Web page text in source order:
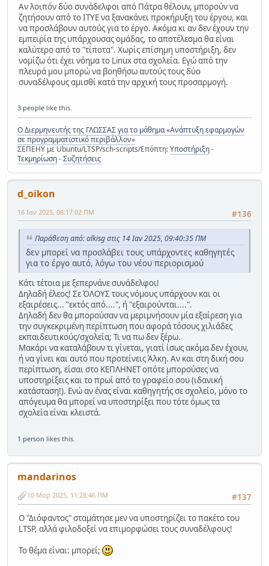
Αν λοιπόν δύο συνάδελφοι από Πάτρα θέλουν, μπορούν να
ζητήσουν από το ΙΤΥΕ να ξανακάνει προκήρυξη του έργου, και
να προσλάβουν αυτούς για το έργο. Ακόμα κι αν δεν έχουν την
εμπειρία της υπάρχουσας ομάδας, το αποτέλεσμα θα είναι
καλύτερο από το "τίποτα". Χωρίς επίσημη υποστήριξη, δεν
νομίζω ότι έχει νόημα το Linux στα σχολεία. Εγώ από την
πλευρά μου μπορώ να βοηθήσω αυτούς τους δύο
συναδέλφους αμισθί κατά την αρχική τους προσαρμογή.
3 people like this.
Ο Διερμηνευτής της ΓΛΩΣΣΑΣ για το μάθημα «Ανάπτυξη εφαρμογών
σε προγραμματιστικό περιβάλλον»
ΣΕΠΕΗΥ με Ubuntu/LTSP/sch-scripts/Επόπτη:Υποστήριξη-
Τεκμηρίωση-Συζητήσεις
d_oikon
#136
16 Ιαν 2025, 08:17:02 ΠΜ
Παράθεση από: alkisg στις 14 Ιαν 2025, 09:40:35 ΠΜ
δεν μπορεί να προσλάβει τους υπάρχοντες καθηγητές
για το έργο αυτό, λόγω του νέου περιορισμού
Κάτι τέτοια με ξεπερνάνε συνάδελφοι!
Δηλαδή έλεος! Σε ΌΛΟΥΣ τους νόμους υπάρχουν και οι
εξαιρέσεις... "εκτός από....", ή "εξαιρούνται....".
Δηλαδή δεν θα μπορούσαν να μεριμνήσουν μία εξαίρεση για
την συγκεκριμένη περίπτωση που αφορά τόσους χιλιάδες
εκπαιδευτικούς/σχολεία; Τι να πω δεν ξέρω.
Μακάρι να καταλάβουν τι γίνεται, γιατί ίσως ακόμα δεν έχουν,
ή να γίνει και αυτό που προτείνεις Άλκη. Αν και στη δική σου
περίπτωση, είσαι στο ΚΕΠΛΗΝΕΤ οπότε μπορούσες να
υποστηρίξεις και το πρωί από το γραφείο σου (ιδανική
κατάσταση!). Ενώ αν ένας είναι καθηγητής σε σχολείο, μόνο το
απόγευμα θα μπορεί να υποστηρίξει που τότε όμως τα
σχολεία είναι κλειστά.
1 person likes this.
mandarinos
#137
10 Μαρ 2025, 11:28:46 ΠΜ
Ο "Διόφαντος" σταμάτησε μεν να υποστηρίζει το πακέτο του
LTSP, αλλά φιλοδοξεί να επιμορφώσει τους συναδέλφους!
Το θέμα είναι: μπορεί;